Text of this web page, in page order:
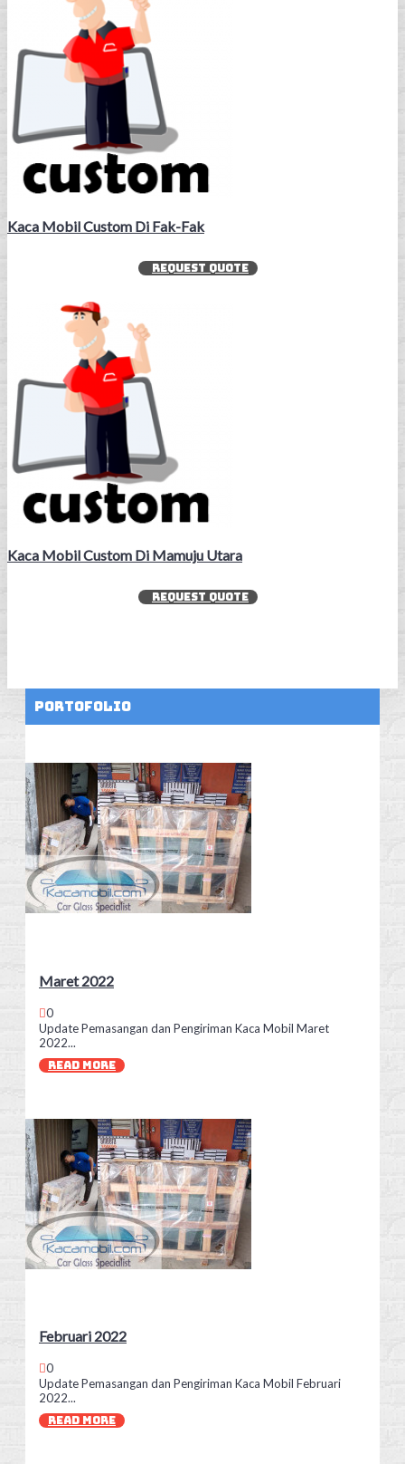
Kaca Mobil Custom Di Fak-Fak
REQUEST QUOTE
Kaca Mobil Custom Di Mamuju Utara
REQUEST QUOTE
Portofolio
Maret 2022
0
Update Pemasangan dan Pengiriman Kaca Mobil Maret
2022...
READ MORE
Februari 2022
0
Update Pemasangan dan Pengiriman Kaca Mobil Februari
2022...
READ MORE